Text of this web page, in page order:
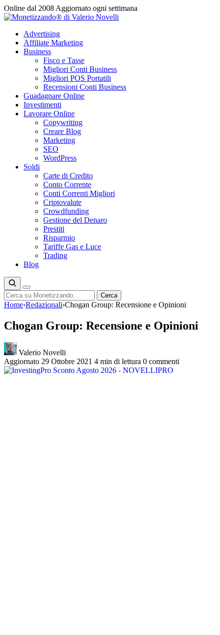
Vai
al
Online dal 2008 Aggiornato ogni settimana
Advertising
Affiliate Marketing
Business
Fisco e Tasse
Migliori Conti Business
Migliori POS Portatili
Recensioni Conti Business
Guadagnare Online
Investimenti
Lavorare Online
Copywriting
Creare Blog
Marketing
SEO
WordPress
Soldi
Carte di Credito
Conto Corrente
Conti Correnti Migliori
Criptovalute
Crowdfunding
Gestione del Denaro
Prestiti
Risparmio
Tariffe Gas e Luce
Trading
Blog
Cerca Cerca
Home›Redazionali›Chogan Group: Recensione e Opinioni
Chogan Group: Recensione e Opinioni
Valerio Novelli
Aggiornato 29 Ottobre 2021 4 min di lettura 0 commenti